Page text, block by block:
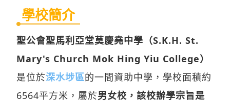
學校簡介
聖公會聖馬利亞堂莫慶堯中學（S.K.H. St.
Mary's Church Mok Hing Yiu College）
是位於深水埗區的一間資助中學，學校面積約
6564平方米，屬於男女校，該校辦學宗旨是